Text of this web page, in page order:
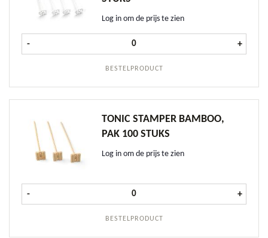
Log in om de prijs te zien
BESTELPRODUCT
- Tonic Stamper Transparant, doos
+
TONIC STAMPER BAMBOO,
PAK 100 STUKS
Log in om de prijs te zien
BESTELPRODUCT
- Tonic Stamper Bamboo, pak 100
+